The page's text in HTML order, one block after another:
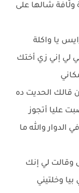
ولّافة شالها على
يا واكلة
لي إني زي أختك
قالك الحديت ده
عليا أتجوز
والله ما
وقالت لي إنك
وخلتيني